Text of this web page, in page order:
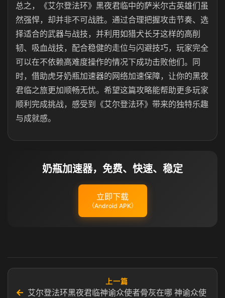
总之，《艾尔登法环》黑夜君临中的萨米尔古英雄们虽
然强悍，却并非不可战胜。通过合理把握攻击节奏、选
择适合的武器与战技，并利用如猎犬长牙这样的高削
韧、吸血战技，配合稳健的走位与闪避技巧，玩家完全
可以在不依赖高难度操作的情况下成功击败他们。同
时，借助虎牙奶瓶加速器的网络加速保障，让你的黑夜
君临之旅更加顺畅无忧。希望这篇攻略能帮助更多玩家
顺利完成挑战，感受到《艾尔登法环》带来的独特乐趣
与成就感。
奶瓶加速器，免费、快速、稳定
立即下载
（Android APK）
←
上一篇
艾尔登法环黑夜君临神谕众使者骨灰在哪 神谕众使